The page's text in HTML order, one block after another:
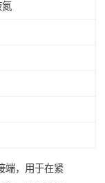
氮
端，用于在紧